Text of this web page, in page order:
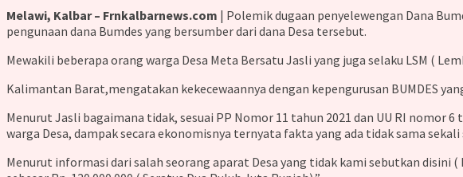
Melawi, Kalbar – Frnkalbarnews.com | Polemik dugaan penyelewengan Dana
pengunaan dana Bumdes yang bersumber dari dana Desa tersebut.
Mewakili beberapa orang warga Desa Meta Bersatu Jasli yang juga selaku LSM (
Kalimantan Barat,mengatakan kekecewaannya dengan kepengurusan BUMDES
Menurut Jasli bagaimana tidak, sesuai PP Nomor 11 tahun 2021 dan UU RI nomor
warga Desa, dampak secara ekonomisnya ternyata fakta yang ada tidak sama
Menurut informasi dari salah seorang aparat Desa yang tidak kami sebutkan disini